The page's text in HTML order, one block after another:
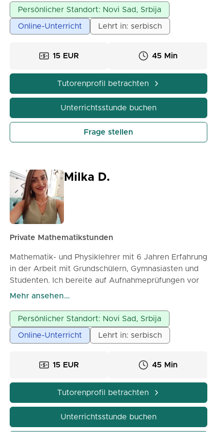
zugeschnitten.
Möglichkeit für Online- und Präsenzunterricht.
Persönlicher Standort: Novi Sad, Srbija
Online-Unterricht Lehrt in: serbisch
15 EUR 45 Min
Tutorenprofil betrachten
Unterrichtsstunde buchen
Frage stellen
Milka D.
Private Mathematikstunden
Mathematik- und Physiklehrer mit 6 Jahren Erfahrung
in der Arbeit mit Grundschülern, Gymnasiasten und
Studenten. Ich bereite auf Aufnahmeprüfungen vor
und helfe bei der Bewältigung des Schulstoffs. Die
zugeschnitten.
Möglichkeit für Online- und Präsenzunterricht.
Mehr ansehen...
Persönlicher Standort: Novi Sad, Srbija
Online-Unterricht Lehrt in: serbisch
15 EUR 45 Min
Tutorenprofil betrachten
Unterrichtsstunde buchen